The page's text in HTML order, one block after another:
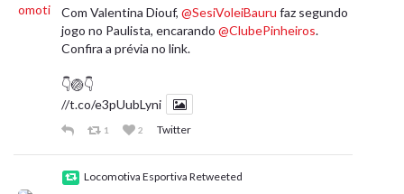
Com Valentina Diouf, @SesiVoleiBauru faz segundo
jogo no Paulista, encarando @ClubePinheiros.
Confira a prévia no link.
👇🏐👇
//t.co/e3pUubLyni
1 2 Twitter
Locomotiva Esportiva Retweeted